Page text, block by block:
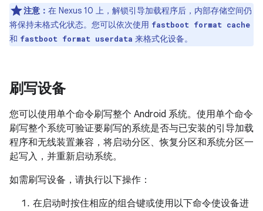
注意： 在 Nexus 10 上，解锁引导加载程序后，内部存储空间仍
将保持未格式化状态。您可以依次使用 fastboot format cache
和 fastboot format userdata 来格式化设备。
刷写设备
您可以使用单个命令刷写整个 Android 系统。使用单个命令
刷写整个系统可验证要刷写的系统是否与已安装的引导加载
程序和无线装置兼容，将启动分区、恢复分区和系统分区一
起写入，并重新启动系统。
如需刷写设备，请执行以下操作：
在启动时按住相应的组合键或使用以下命令使设备进